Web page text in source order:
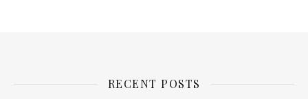
RECENT POSTS